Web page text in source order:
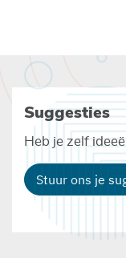
Suggesties
Heb je zelf
Stuur ons je